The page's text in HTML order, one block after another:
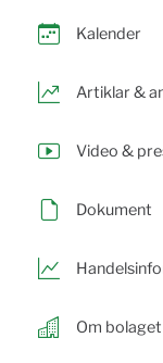
Kalender
Artiklar &
Video &
Dokument
Om bolaget